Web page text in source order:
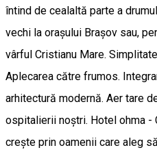
întind de cealaltă parte a
vechi la orașului Brașov sau,
vârful Cristianu Mare.
Aplecarea către frumos.
arhitectură modernă. Aer tare
ospitalierii noștri. Hotel ohma
crește prin oamenii care aleg